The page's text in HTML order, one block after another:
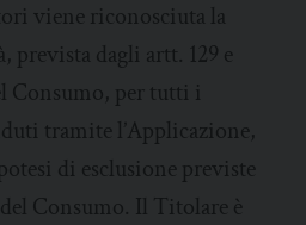
viene riconosciuta la
prevista dagli artt. 129 e
Consumo, per tutti i
tramite l’Applicazione,
di esclusione previste
Consumo. Il Titolare è